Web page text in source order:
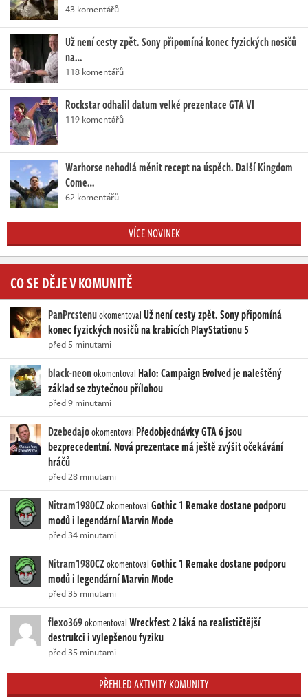
43 komentářů
Už není cesty zpět. Sony připomíná konec fyzických nosičů
na…
118 komentářů
Rockstar odhalil datum velké prezentace GTA VI
119 komentářů
Warhorse nehodlá měnit recept na úspěch. Další Kingdom
Come…
62 komentářů
VÍCE NOVINEK
CO SE DĚJE V KOMUNITĚ
PanPrcstenuokomentovalUž není cesty zpět. Sony připomíná
konec fyzických nosičů na krabicích PlayStationu 5
před 5 minutami
black-neonokomentoval Halo: Campaign Evolved je naleštěný
základ se zbytečnou přílohou
před 9 minutami
Dzebedajookomentoval Předobjednávky GTA 6 jsou
bezprecedentní. Nová prezentace má ještě zvýšit očekávání
hráčů
před 28 minutami
Nitram1980CZokomentovalGothic 1 Remake dostane podporu
modů i legendární Marvin Mode
před 34 minutami
Nitram1980CZokomentovalGothic 1 Remake dostane podporu
modů i legendární Marvin Mode
před 35 minutami
flexo369okomentovalWreckfest 2 láká na realističtější
destrukci i vylepšenou fyziku
před 35 minutami
PŘEHLED AKTIVITY KOMUNITY